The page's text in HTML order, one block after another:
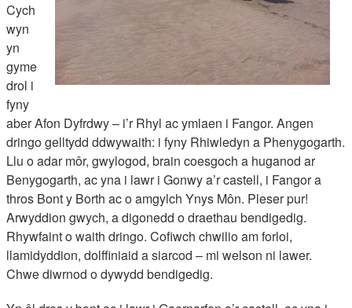
Cych
wyn
yn
gyme
drol i
fyny
aber Afon Dyfrdwy – i’r Rhyl ac ymlaen i Fangor. Angen
dringo gelltydd ddwywaith: i fyny Rhiwledyn a Phenygogarth.
Llu o adar môr, gwylogod, brain coesgoch a huganod ar
Benygogarth, ac yna i lawr i Gonwy a’r castell, i Fangor a
thros Bont y Borth ac o amgylch Ynys Môn. Pleser pur!
Arwyddion gwych, a digonedd o draethau bendigedig.
Rhywfaint o waith dringo. Cofiwch chwilio am forloi,
llamidyddion, dolffiniaid a siarcod – mi welson ni lawer.
Chwe diwrnod o dywydd bendigedig.